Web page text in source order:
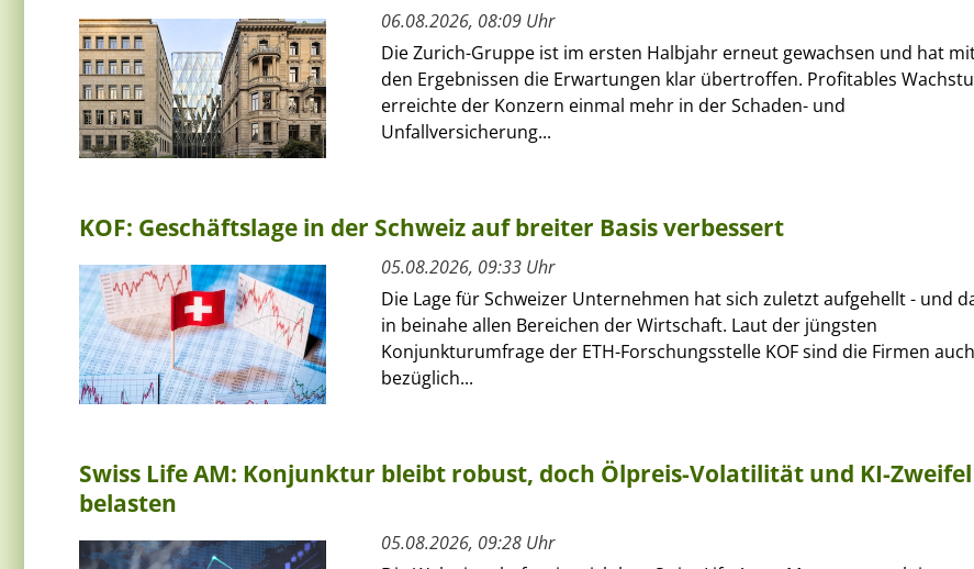
06.08.2026, 08:09 Uhr
Die Zurich-Gruppe ist im ersten Halbjahr erneut gewachsen und hat
den Ergebnissen die Erwartungen klar übertroffen. Profitables
erreichte der Konzern einmal mehr in der Schaden- und
Unfallversicherung...
KOF: Geschäftslage in der Schweiz auf breiter Basis verbessert
05.08.2026, 09:33 Uhr
Die Lage für Schweizer Unternehmen hat sich zuletzt aufgehellt - und
in beinahe allen Bereichen der Wirtschaft. Laut der jüngsten
Konjunkturumfrage der ETH-Forschungsstelle KOF sind die Firmen auch
bezüglich...
Swiss Life AM: Konjunktur bleibt robust, doch Ölpreis-Volatilität und KI-Zweifel
belasten
05.08.2026, 09:28 Uhr